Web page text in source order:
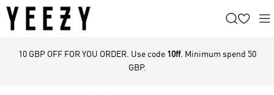
10 GBP OFF FOR YOU ORDER. Use code 10ff. Minimum spend 50
GBP.